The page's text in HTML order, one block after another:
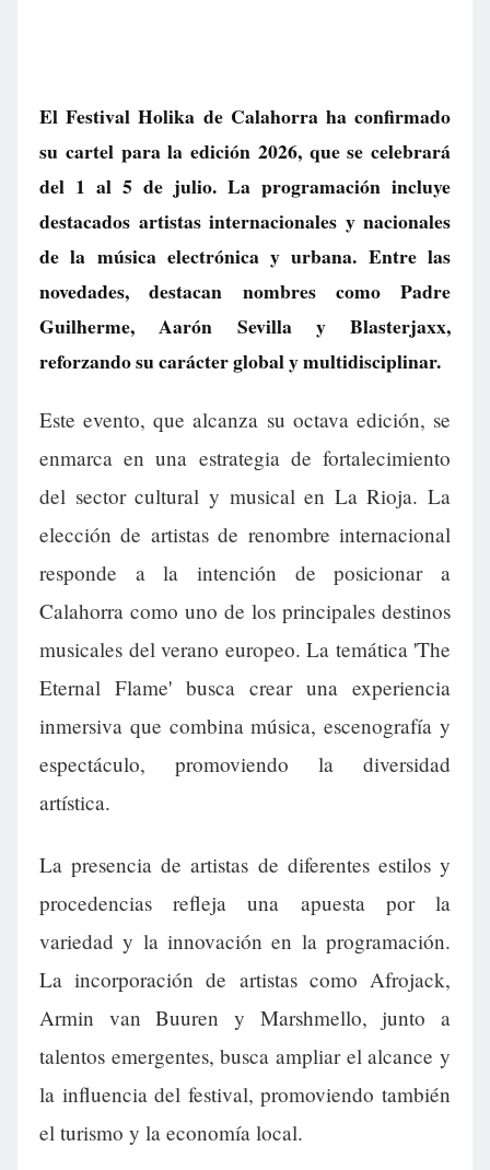
El Festival Holika de Calahorra ha confirmado
su cartel para la edición 2026, que se celebrará
del 1 al 5 de julio. La programación incluye
destacados artistas internacionales y nacionales
de la música electrónica y urbana. Entre las
novedades, destacan nombres como Padre
Guilherme, Aarón Sevilla y Blasterjaxx,
reforzando su carácter global y multidisciplinar.
Este evento, que alcanza su octava edición, se
enmarca en una estrategia de fortalecimiento
del sector cultural y musical en La Rioja. La
elección de artistas de renombre internacional
responde a la intención de posicionar a
Calahorra como uno de los principales destinos
musicales del verano europeo. La temática 'The
Eternal Flame' busca crear una experiencia
inmersiva que combina música, escenografía y
espectáculo, promoviendo la diversidad
artística.
La presencia de artistas de diferentes estilos y
procedencias refleja una apuesta por la
variedad y la innovación en la programación.
La incorporación de artistas como Afrojack,
Armin van Buuren y Marshmello, junto a
talentos emergentes, busca ampliar el alcance y
la influencia del festival, promoviendo también
el turismo y la economía local.